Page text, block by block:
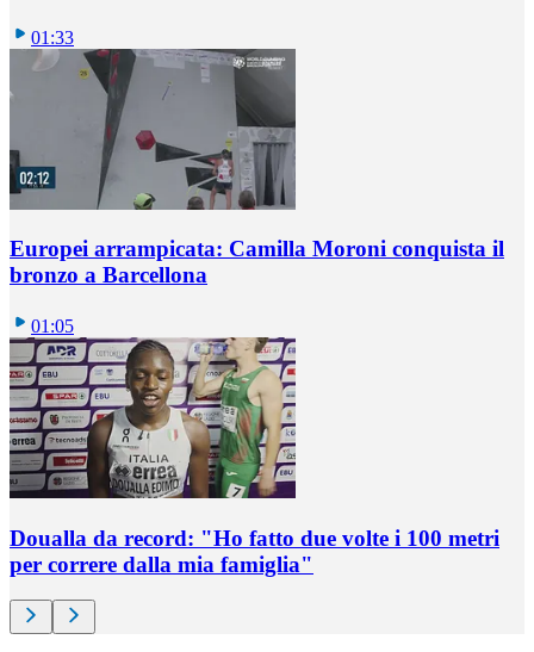
01:33
Europei arrampicata: Camilla Moroni conquista il
bronzo a Barcellona
01:05
Doualla da record: "Ho fatto due volte i 100 metri
per correre dalla mia famiglia"